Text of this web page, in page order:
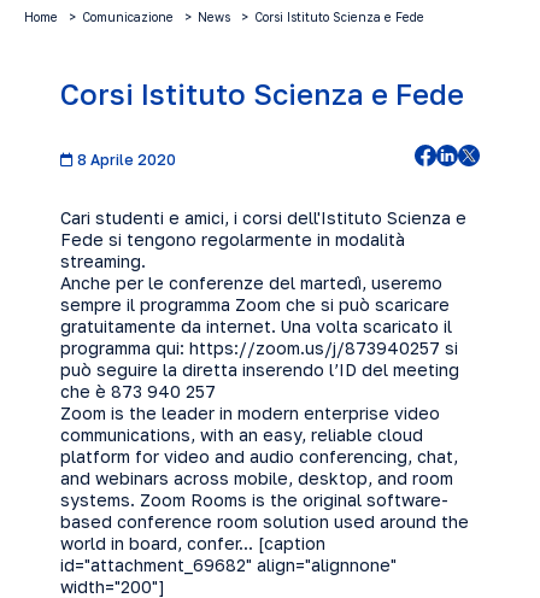
Home Comunicazione News Corsi Istituto Scienza e Fede
Corsi Istituto Scienza e Fede
8 Aprile 2020
Cari studenti e amici, i corsi dell'Istituto Scienza e
Fede si tengono regolarmente in modalità
streaming.
Anche per le conferenze del martedì, useremo
sempre il programma Zoom che si può scaricare
gratuitamente da internet. Una volta scaricato il
programma qui: https://zoom.us/j/873940257 si
può seguire la diretta inserendo l’ID del meeting
che è 873 940 257
Zoom is the leader in modern enterprise video
communications, with an easy, reliable cloud
platform for video and audio conferencing, chat,
and webinars across mobile, desktop, and room
systems. Zoom Rooms is the original software-
based conference room solution used around the
world in board, confer... [caption
id="attachment_69682" align="alignnone"
width="200"]